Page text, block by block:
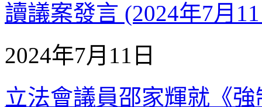
讀議案發言 (2024年7月
2024年7月11日
立法會議員邵家輝就《